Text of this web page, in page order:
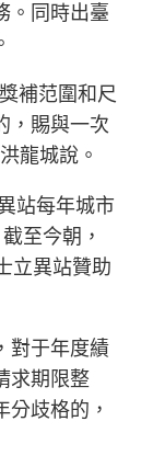
。同時出臺
補范圍和尺
，賜與一次
龍城說。
站每年城市
至今朝，
立異站贊助
對于年度績
求期限整
歧格的，